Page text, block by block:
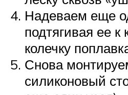
Надеваем еще
подтягивая ее к
колечку
Снова
силиконовый